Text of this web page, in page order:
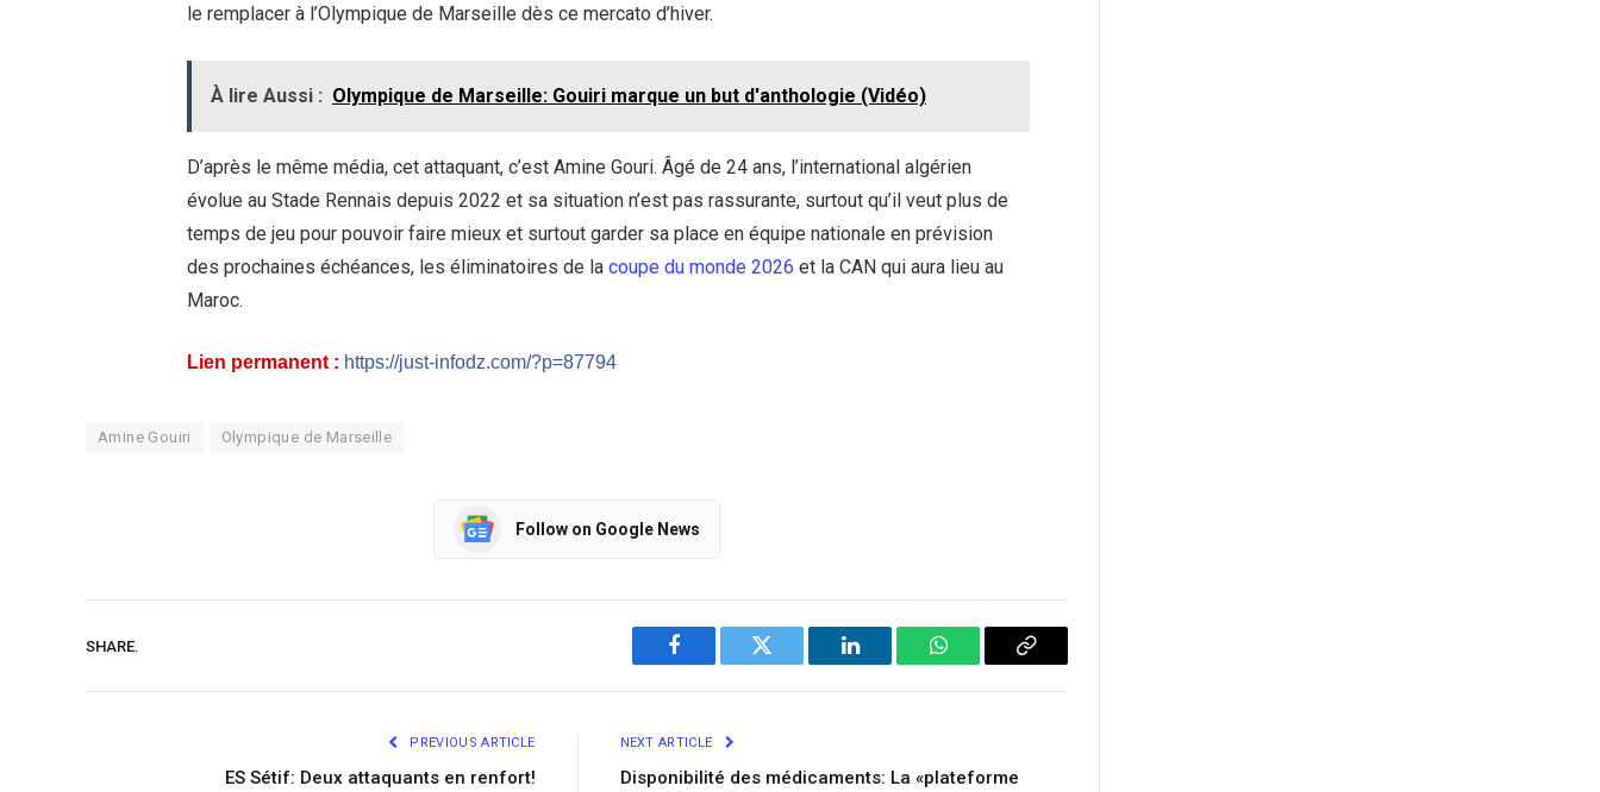
le remplacer à l’Olympique de Marseille dès ce mercato d’hiver.
À lire Aussi : Olympique de Marseille: Gouiri marque un but d'anthologie (Vidéo)
D’après le même média, cet attaquant, c’est Amine Gouri. Âgé de 24 ans, l’international algérien
évolue au Stade Rennais depuis 2022 et sa situation n’est pas rassurante, surtout qu’il veut plus de
temps de jeu pour pouvoir faire mieux et surtout garder sa place en équipe nationale en prévision
des prochaines échéances, les éliminatoires de la coupe du monde 2026 et la CAN qui aura lieu au
Maroc.
Lien permanent : https://just-infodz.com/?p=87794
Amine Gouiri Olympique de Marseille
Follow on Google News
SHARE.
Facebook Twitter LinkedIn WhatsAppCopy
PREVIOUS ARTICLE
ES Sétif: Deux attaquants en renfort!
NEXT ARTICLE
Disponibilité des médicaments: La «plateforme